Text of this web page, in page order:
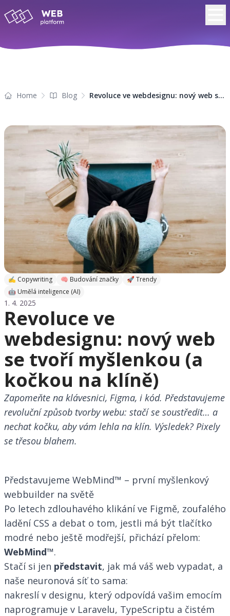
Home Blog Revoluce ve webdesignu: nový web se tvoří myšlenkou (a kočkou na klíně)
✍ Copywriting 🧠 Budování značky
🚀 Trendy
🤖 Umělá inteligence (AI)
1. 4. 2025
Revoluce ve
webdesignu: nový web
se tvoří myšlenkou (a
kočkou na klíně)
Zapomeňte na klávesnici, Figma, i kód. Představujeme
revoluční způsob tvorby webu: stačí se soustředit… a
nechat kočku, aby vám lehla na klín. Výsledek? Pixely
se třesou blahem.
Představujeme WebMind™ – první myšlenkový
webbuilder na světě
Po letech zdlouhavého klikání ve Figmě, zoufalého
ladění CSS a debat o tom, jestli má být tlačítko
modré nebo ještě modřejší, přichází přelom:
WebMind™.
Stačí si jen představit, jak má váš web vypadat, a
naše neuronová síť to sama:
nakreslí v designu, který odpovídá vašim emocím
naprogramuje v Laravelu, TypeScriptu a čistém